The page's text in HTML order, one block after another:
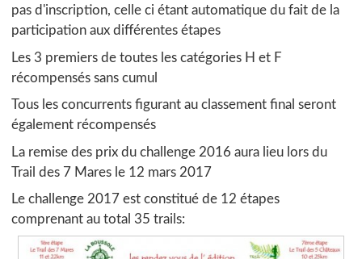
pas d'inscription, celle ci étant automatique du fait de la
participation aux différentes étapes
Les 3 premiers de toutes les catégories H et F
récompensés sans cumul
Tous les concurrents figurant au classement final seront
également récompensés
La remise des prix du challenge 2016 aura lieu lors du
Trail des 7 Mares le 12 mars 2017
Le challenge 2017 est constitué de 12 étapes
comprenant au total 35 trails: